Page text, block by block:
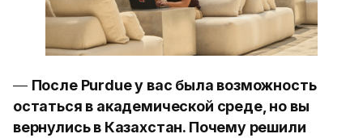
— После Purdue у вас была возможность
остаться в академической среде, но вы
вернулись в Казахстан. Почему решили